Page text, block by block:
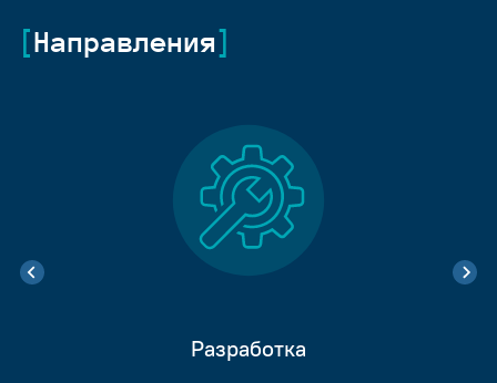
Направления
Разработка